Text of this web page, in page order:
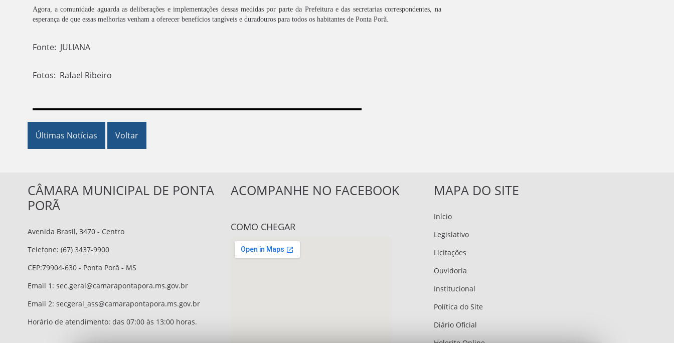
Agora, a comunidade aguarda as deliberações e implementações dessas medidas por parte da Prefeitura e das secretarias correspondentes, na
esperança de que essas melhorias venham a oferecer benefícios tangíveis e duradouros para todos os habitantes de Ponta Porã.
Fonte: JULIANA
Fotos: Rafael Ribeiro
Últimas Notícias Voltar
CÂMARA MUNICIPAL DE PONTA
PORÃ
Avenida Brasil, 3470 - Centro
Telefone: (67) 3437-9900
CEP:79904-630 - Ponta Porã - MS
Email 1: sec.geral@camarapontapora.ms.gov.br
Email 2: secgeral_ass@camarapontapora.ms.gov.br
Horário de atendimento: das 07:00 às 13:00 horas.
ACOMPANHE NO FACEBOOK
COMO CHEGAR
MAPA DO SITE
Início
Legislativo
Licitações
Ouvidoria
Institucional
Política do Site
Diário Oficial